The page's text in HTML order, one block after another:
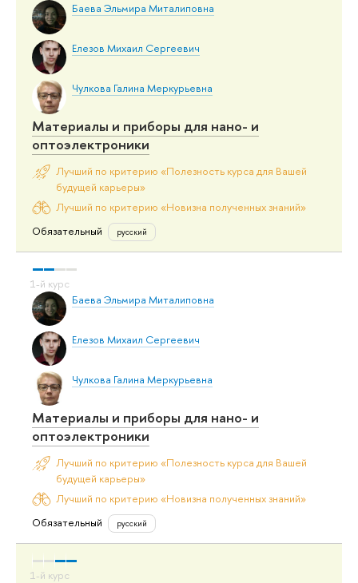
Баева Эльмира Миталиповна
Елезов Михаил Сергеевич
Чулкова Галина Меркурьевна
Материалы и приборы для нано- и
оптоэлектроники
Лучший по критерию «Полезность курса для Вашей
будущей карьеры»
Лучший по критерию «Новизна полученных знаний»
Обязательный
русский
Баева Эльмира Миталиповна
Елезов Михаил Сергеевич
Чулкова Галина Меркурьевна
Материалы и приборы для нано- и
оптоэлектроники
Лучший по критерию «Полезность курса для Вашей
будущей карьеры»
Лучший по критерию «Новизна полученных знаний»
Обязательный
русский